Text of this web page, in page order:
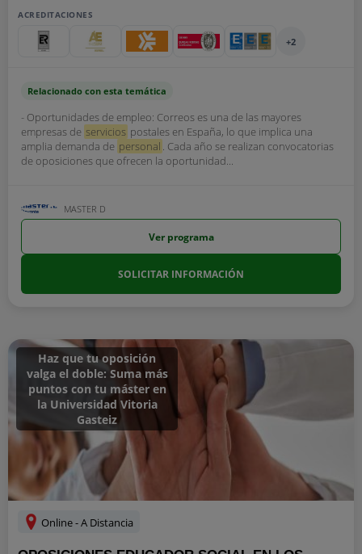
ACREDITACIONES
+2
Relacionado con esta temática
- Oportunidades de empleo: Correos es una de las mayores
empresas de servicios postales en España, lo que implica una
amplia demanda de personal . Cada año se realizan convocatorias
de oposiciones que ofrecen la oportunidad...
MASTER D
Ver programa
SOLICITAR INFORMACIÓN
Haz que tu oposición
valga el doble: Suma más
puntos con tu máster en
la Universidad Vitoria
Gasteiz
Online - A Distancia